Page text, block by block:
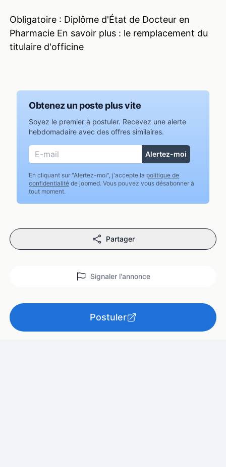
Obligatoire : Diplôme d'État de Docteur en
Pharmacie En savoir plus : le remplacement du
titulaire d'officine
Obtenez un poste plus vite
Soyez le premier à postuler. Recevez une alerte
hebdomadaire avec des offres similaires.
En cliquant sur "Alertez-moi", j'accepte la politique de
confidentialité de jobmed. Vous pouvez vous désabonner à
tout moment.
Partager
Signaler l'annonce
Postuler